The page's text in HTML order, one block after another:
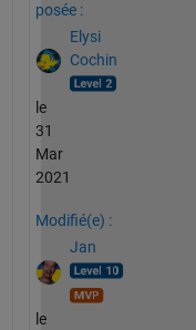
posée :
Elysi
Cochin
le
31
Mar
2021
Modifié(e) :
Jan
le